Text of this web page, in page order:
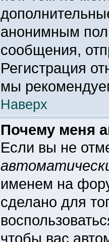
анонимным
сообщения,
Регистрация
мы
Наверх
Почему меня
Если вы не
именем на
сделано для
чтобы вас